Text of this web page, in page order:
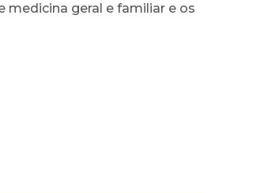
geral e familiar e os